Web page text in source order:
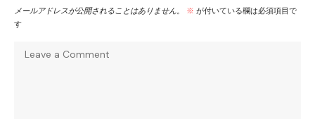
メールアドレスが公開されることはありません。 ※ が付いている欄は必須項目で
す